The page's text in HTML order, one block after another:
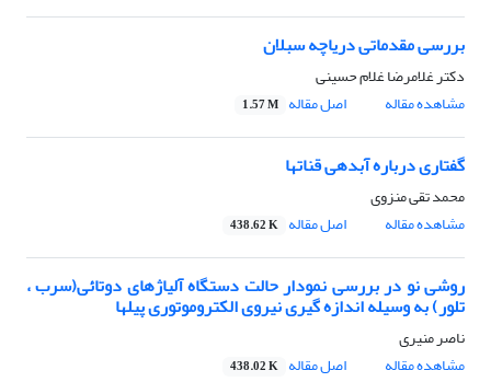
بررسی مقدماتی دریاچه سبلان
دکتر غلامرضا غلام حسینی
مشاهده مقاله
اصل مقاله 1.57 M
گفتاری درباره آبدهی قناتها
محمد تقی منزوی
مشاهده مقاله
اصل مقاله 438.62 K
روشی نو در بررسی نمودار حالت دستگاه آلیاژهای دوتائی(سرب ،
تلور) به وسیله اندازه گیری نیروی الکتروموتوری پیلها
ناصر منیری
مشاهده مقاله
اصل مقاله 438.02 K